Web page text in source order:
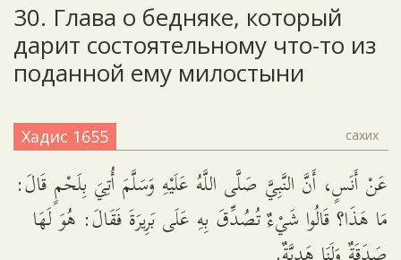
30. Глава о бедняке, который
дарит состоятельному что-то из
поданной ему милостыни
Хадис 1655 сахих
عَنْ أَنَسٍ، أَنَّ النَّبِيَّ صَلَّى اللَّهُ عَلَيْهِ وَسَلَّمَ أُتِيَ بِلَحْمٍ قَالَ:
مَا هَذَا؟ قَالُوا شَيْءٌ تُصُدِّقَ بِهِ عَلَى بَرِيرَةَ فَقَالَ: هُوَ لَهَا